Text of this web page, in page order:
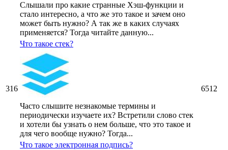
Слышали про какие странные Хэш-функции и
стало интересно, а что же это такое и зачем оно
может быть нужно? А так же в каких случаях
применяется? Тогда читайте данную...
316
Что такое стек?
Часто слышите незнакомые термины и
периодически изучаете их? Встретили слово стек
и хотели бы узнать о нем больше, что это такое и
для чего вообще нужно? Тогда...
6512
Что такое электронная подпись?